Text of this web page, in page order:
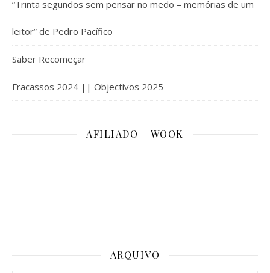
“Trinta segundos sem pensar no medo – memórias de um
leitor” de Pedro Pacífico
Saber Recomeçar
Fracassos 2024 || Objectivos 2025
AFILIADO – WOOK
ARQUIVO